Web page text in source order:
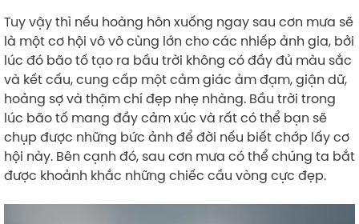
Tuy vậy thì nếu hoàng hôn xuống ngay sau cơn mưa sẽ
là một cơ hội vô vô cùng lớn cho các nhiếp ảnh gia, bởi
lúc đó bão tố tạo ra bầu trời không có đầy đủ màu sắc
và kết cấu, cung cấp một cảm giác ảm đạm, giận dữ,
hoảng sợ và thậm chí đẹp nhẹ nhàng. Bầu trời trong
lúc bão tố mang đầy cảm xúc và rất có thể bạn sẽ
chụp được những bức ảnh để đời nếu biết chớp lấy cơ
hội này. Bên cạnh đó, sau cơn mưa có thể chúng ta bắt
được khoảnh khắc những chiếc cầu vòng cực đẹp.